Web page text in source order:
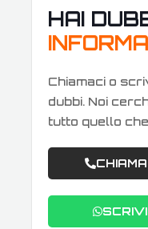
HAI
Chiamaci o
dubbi. Noi
tutto quello